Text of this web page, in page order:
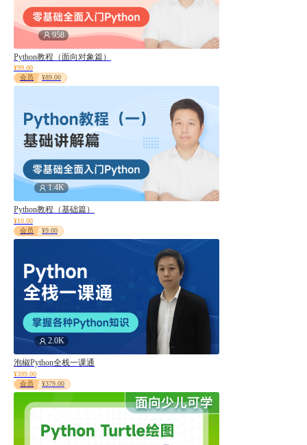
958
Python教程（面向对象篇）
¥99.00
会员
¥89.00
1.4K
Python教程（基础篇）
¥10.00
会员
¥9.00
2.0K
泡椒Python全栈一课通
¥399.00
会员
¥379.00